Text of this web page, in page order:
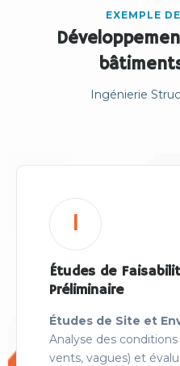
EXEMPLE
Ingénierie
1
Études de
Préliminaire
Études de Site et
Analyse des
vents, vagues) et